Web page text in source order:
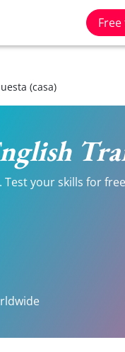
(casa)
your skills for